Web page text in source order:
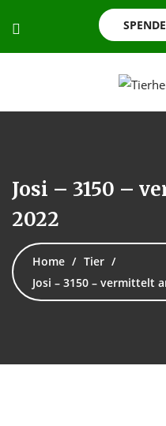
Josi – 3150 –
2022
Home
Tier
Josi – 3150 – vermittelt